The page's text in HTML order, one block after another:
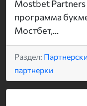
Mostbet Partners
программа
Мостбет,...
Раздел:
партнерки